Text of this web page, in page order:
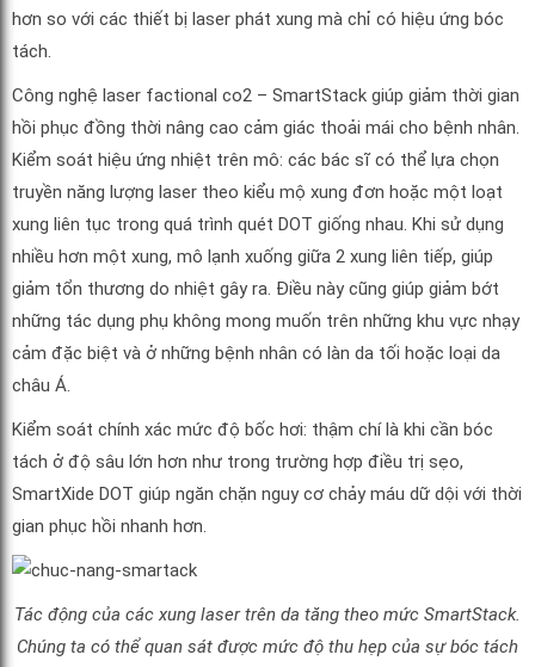
hơn so với các thiết bị laser phát xung mà chỉ có hiệu ứng bóc
tách.
Công nghệ laser factional co2 – SmartStack giúp giảm thời gian
hồi phục đồng thời nâng cao cảm giác thoải mái cho bệnh nhân.
Kiểm soát hiệu ứng nhiệt trên mô: các bác sĩ có thể lựa chọn
truyền năng lượng laser theo kiểu mộ xung đơn hoặc một loạt
xung liên tục trong quá trình quét DOT giống nhau. Khi sử dụng
nhiều hơn một xung, mô lạnh xuống giữa 2 xung liên tiếp, giúp
giảm tổn thương do nhiệt gây ra. Điều này cũng giúp giảm bớt
những tác dụng phụ không mong muốn trên những khu vực nhạy
cảm đặc biệt và ở những bệnh nhân có làn da tối hoặc loại da
châu Á.
Kiểm soát chính xác mức độ bốc hơi: thậm chí là khi cần bóc
tách ở độ sâu lớn hơn như trong trường hợp điều trị sẹo,
SmartXide DOT giúp ngăn chặn nguy cơ chảy máu dữ dội với thời
gian phục hồi nhanh hơn.
Tác động của các xung laser trên da tăng theo mức SmartStack.
Chúng ta có thể quan sát được mức độ thu hẹp của sự bóc tách